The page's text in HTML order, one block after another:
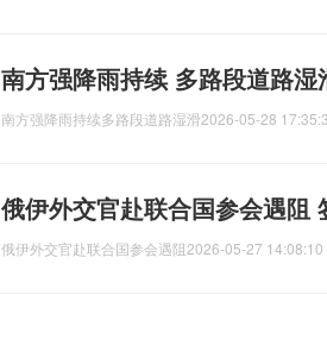
南方强降雨持续 多路段道路
南方强降雨持续多路段道路湿滑2026-05-28
俄伊外交官赴联合国参会遇阻
俄伊外交官赴联合国参会遇阻2026-05-27 14:08:10